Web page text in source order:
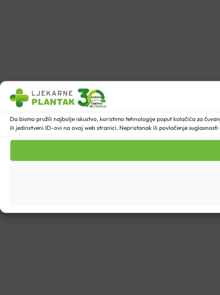
Da bismo pružili najbolje iskustvo, koristimo tehnologije poput kolačića za
ili jedinstveni ID-ovi na ovoj web stranici. Nepristanak ili povlačenje